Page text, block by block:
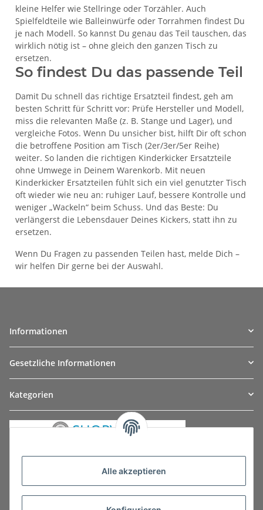
kleine Helfer wie Stellringe oder Torzähler. Auch
Spielfeldteile wie Balleinwürfe oder Torrahmen findest Du
je nach Modell. So kannst Du genau das Teil tauschen, das
wirklich nötig ist – ohne gleich den ganzen Tisch zu
ersetzen.
So findest Du das passende Teil
Damit Du schnell das richtige Ersatzteil findest, geh am
besten Schritt für Schritt vor: Prüfe Hersteller und Modell,
miss die relevanten Maße (z. B. Stange und Lager), und
vergleiche Fotos. Wenn Du unsicher bist, hilft Dir oft schon
die betroffene Position am Tisch (2er/3er/5er Reihe)
weiter. So landen die richtigen Kinderkicker Ersatzteile
ohne Umwege in Deinem Warenkorb. Mit neuen
Kinderkicker Ersatzteilen fühlt sich ein viel genutzter Tisch
oft wieder wie neu an: ruhiger Lauf, bessere Kontrolle und
weniger „Wackeln“ beim Schuss. Und das Beste: Du
verlängerst die Lebensdauer Deines Kickers, statt ihn zu
ersetzen.
Wenn Du Fragen zu passenden Teilen hast, melde Dich –
wir helfen Dir gerne bei der Auswahl.
Informationen
Gesetzliche Informationen
Kategorien
Alle akzeptieren